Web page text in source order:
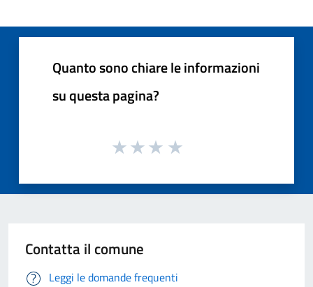
Quanto sono chiare le informazioni
su questa pagina?
Contatta il comune
Leggi le domande frequenti